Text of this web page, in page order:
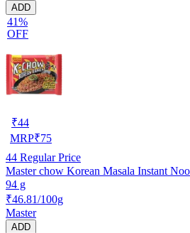
ADD
41%
OFF
₹44
MRP₹75
44 Regular Price
Master chow Korean Masala Instant
94 g
₹46.81/100g
Master
ADD